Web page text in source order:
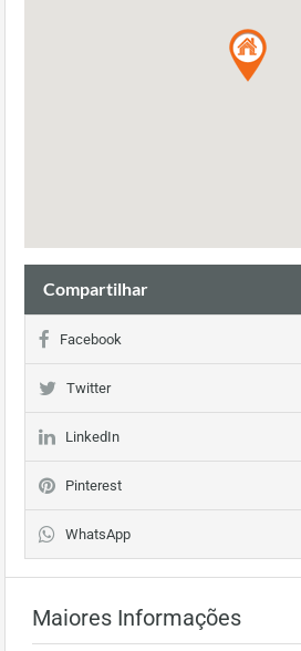
Compartilhar
Facebook
Twitter
LinkedIn
Pinterest
WhatsApp
Maiores Informações